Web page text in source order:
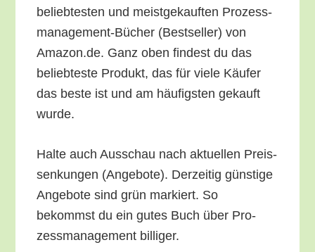
belieb­tes­ten und meist­ge­kauf­ten Pro­zess­
ma­nage­ment-Bücher (Best­sel­ler) von
Amazon.de. Ganz oben fin­dest du das
belieb­tes­te Pro­dukt, das für vie­le Käu­fer
das bes­te ist und am häu­figs­ten gekauft
wurde.
Hal­te auch Aus­schau nach aktu­el­len Preis­
sen­kun­gen (Ange­bo­te). Der­zei­tig güns­ti­ge
Ange­bo­te sind grün mar­kiert. So
bekommst du ein gutes Buch über Pro­
zess­ma­nage­ment billiger.